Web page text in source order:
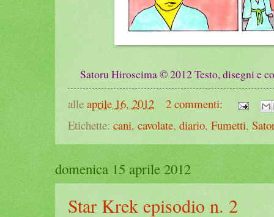
Satoru Hiroscima © 2012 Testo, disegni e
alle aprile 16, 2012
2 commenti:
Etichette: cani, cavolate, diario, Fumetti,
domenica 15 aprile 2012
Star Krek episodio n. 2